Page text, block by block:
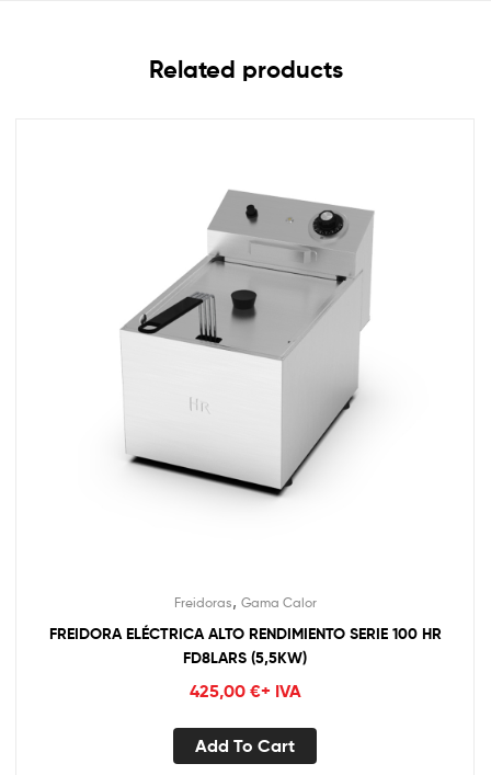
Related products
Freidoras, Gama Calor
FREIDORA ELÉCTRICA ALTO RENDIMIENTO SERIE 100 HR
FD8LARS (5,5KW)
425,00 €+ IVA
Add To Cart